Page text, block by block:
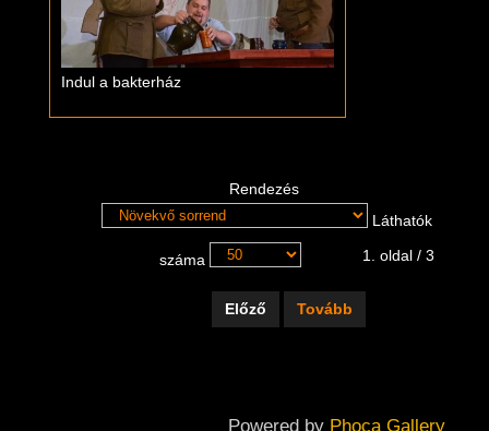
Indul a bakterház
Rendezés
Láthatók
száma 1. oldal / 3
Előző Tovább
Powered by Phoca Gallery